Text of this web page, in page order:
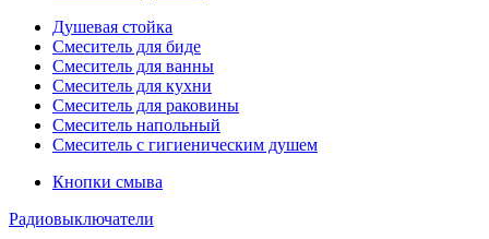
Душевая стойка
Смеситель для биде
Смеситель для ванны
Смеситель для кухни
Смеситель для раковины
Смеситель напольный
Смеситель с гигиеническим душем
Кнопки смыва
Радиовыключатели